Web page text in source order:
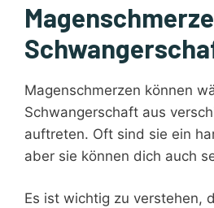
Magenschmerzen können
Schwangerschaft aus
auftreten. Oft sind sie ein
aber sie können dich auch
Es ist wichtig zu verstehen,